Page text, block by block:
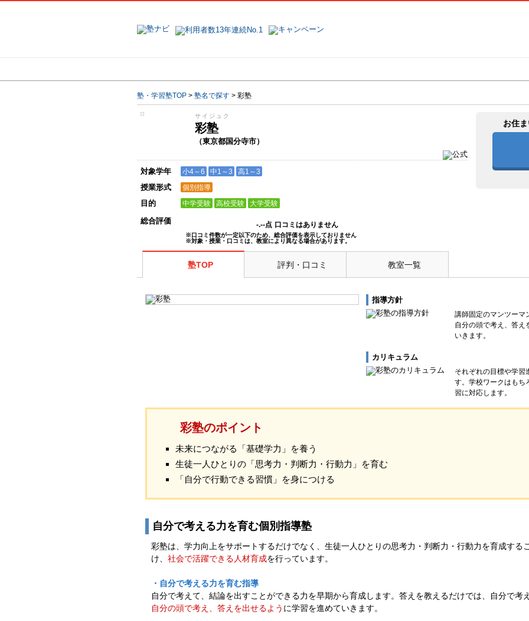
塾・学習塾TOP > 塾名で探す > 彩塾
サイジュク
彩塾
（東京都国分寺市）
対象学年 小4～6 中1～3 高1～3
授業形式 個別指導
目的 中学受験 高校受験 大学受験
総合評価 -.--点 口コミはありません
※口コミ件数が一定以下のため、総合評価を表示しておりません
※対象・授業・口コミは、教室により異なる場合があります。
お住
塾TOP 評判・口コミ 教室一覧
指導方針
講師固定のマンツーマ
自分の頭で考え、答え
いきます。
カリキュラム
それぞれの目標や学習
す。学校ワークはもち
習に対応します。
彩塾のポイント
未来につながる「基礎学力」を養う
生徒一人ひとりの「思考力・判断力・行動力」を育む
「自分で行動できる習慣」を身につける
自分で考える力を育む個別指導塾
彩塾は、学力向上をサポートするだけでなく、生徒一人ひとりの思考力・判断力・行動力を育成する
け、 社会で活躍できる人材育成を行っています。
・自分で考える力を育む指導
自分で考えて、結論を出すことができる力を早期から育成します。答えを教えるだけでは、自分で考
自分の頭で考え、答えを出せるよう に学習を進めていきます。